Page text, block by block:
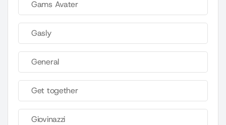
Gams Avater
Gasly
General
Get together
Giovinazzi